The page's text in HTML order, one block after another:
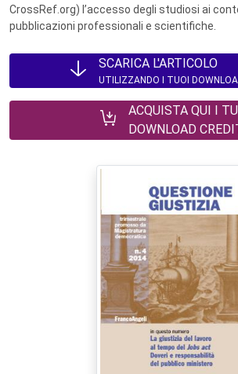
CrossRef.org) l’accesso degli studiosi ai
pubblicazioni professionali e scientifiche.
SCARICA L'ARTICOLO
UTILIZZANDO I TUOI
ACQUISTA QUI I
DOWNLOAD